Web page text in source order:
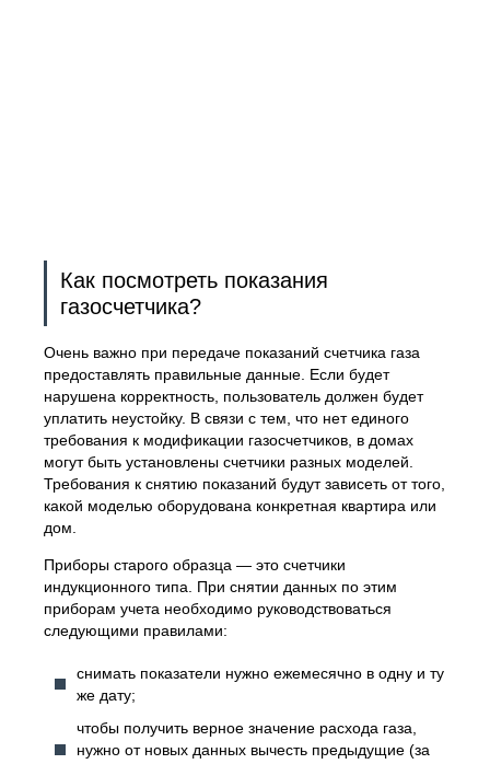
Как посмотреть показания
газосчетчика?
Очень важно при передаче показаний счетчика газа
предоставлять правильные данные. Если будет
нарушена корректность, пользователь должен будет
уплатить неустойку. В связи с тем, что нет единого
требования к модификации газосчетчиков, в домах
могут быть установлены счетчики разных моделей.
Требования к снятию показаний будут зависеть от того,
какой моделью оборудована конкретная квартира или
дом.
Приборы старого образца — это счетчики
индукционного типа. При снятии данных по этим
приборам учета необходимо руководствоваться
следующими правилами:
снимать показатели нужно ежемесячно в одну и ту
же дату;
чтобы получить верное значение расхода газа,
нужно от новых данных вычесть предыдущие (за